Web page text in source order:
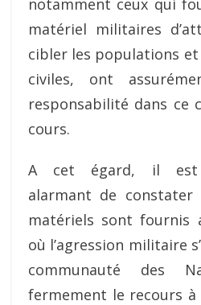
matériel militaires
cibler les populations
civiles, ont
responsabilité dans ce
cours.
A cet égard, il est
alarmant de
matériels sont fournis
où l’agression militaire
communauté des
fermement le recours